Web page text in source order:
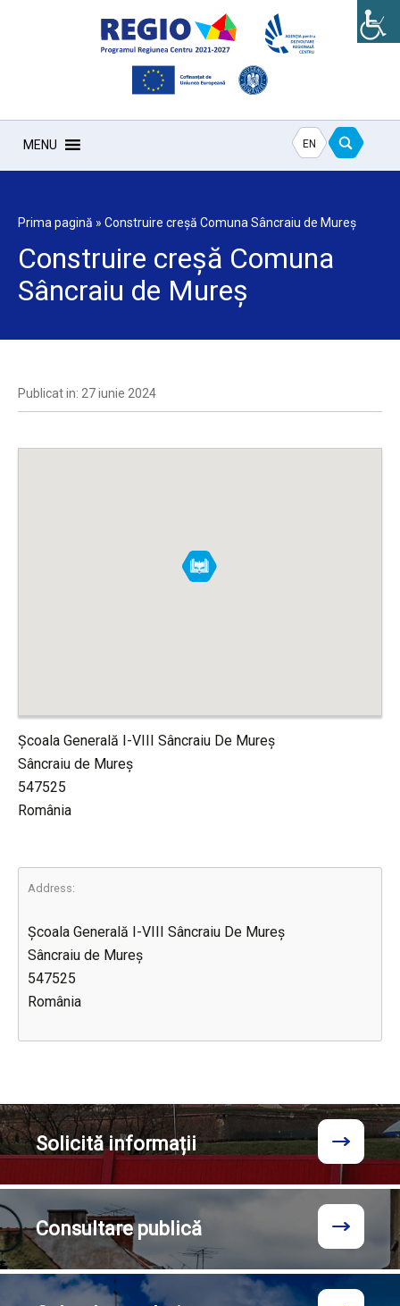
MENU EN
Prima pagină » Construire creșă Comuna Sâncraiu de Mureș
Construire creșă Comuna
Sâncraiu de Mureș
Publicat in: 27 iunie 2024
Școala Generală I-VIII Sâncraiu De Mureș
Sâncraiu de Mureș
547525
România
Address:
Școala Generală I-VIII Sâncraiu De Mureș
Sâncraiu de Mureș
547525
România
Solicităinformații
Consultarepublică